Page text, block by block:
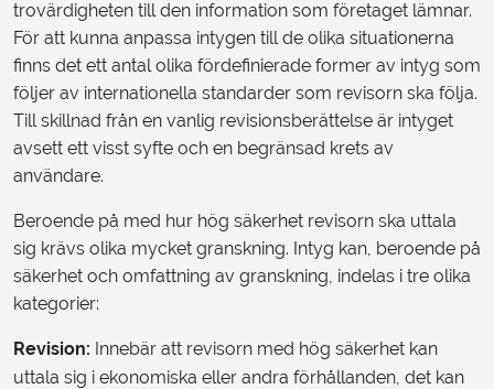
trovärdigheten till den information som företaget lämnar.
För att kunna anpassa intygen till de olika situationerna
finns det ett antal olika fördefinierade former av intyg som
följer av internationella standarder som revisorn ska följa.
Till skillnad från en vanlig revisionsberättelse är intyget
avsett ett visst syfte och en begränsad krets av
användare.
Beroende på med hur hög säkerhet revisorn ska uttala
sig krävs olika mycket granskning. Intyg kan, beroende på
säkerhet och omfattning av granskning, indelas i tre olika
kategorier:
Revision: Innebär att revisorn med hög säkerhet kan
uttala sig i ekonomiska eller andra förhållanden, det kan